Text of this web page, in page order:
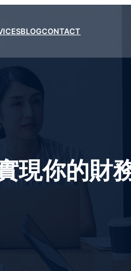
BLOGCONTACT
現你的財